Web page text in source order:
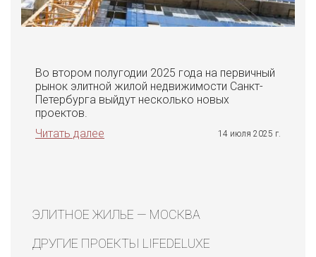
Во втором полугодии 2025 года на первичный
рынок элитной жилой недвижимости Санкт-
Петербурга выйдут несколько новых
проектов.
Читать далее
14 июля 2025 г.
ЭЛИТНОЕ ЖИЛЬЕ — МОСКВА
ДРУГИЕ ПРОЕКТЫ LIFEDELUXE